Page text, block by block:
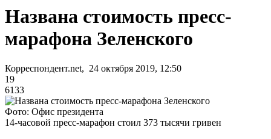
Названа стоимость пресс-
марафона Зеленского
Корреспондент.net, 24 октября 2019, 12:50
19
6133
Фото: Офис президента
14-часовой пресс-марафон стоил 373 тысячи гривен